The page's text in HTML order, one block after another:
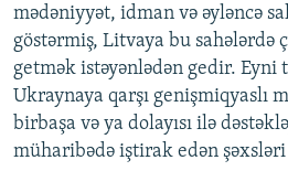
mədəniyyət, idman və əyləncə
göstərmiş, Litvaya bu sahələrdə
getmək istəyənlədən gedir. Eyni
Ukraynaya qarşı genişmiqyaslı
birbaşa və ya dolayısı ilə
müharibədə iştirak edən